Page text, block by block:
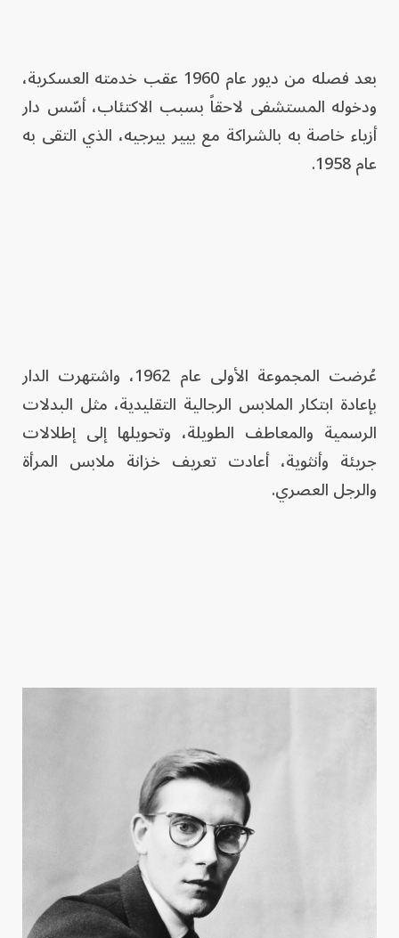
بعد فصله من ديور عام 1960 عقب خدمته العسكرية،
ودخوله المستشفى لاحقاً بسبب الاكتئاب، أسّس دار
أزياء خاصة به بالشراكة مع بيير بيرجيه، الذي التقى به
عام 1958.
عُرضت المجموعة الأولى عام 1962، واشتهرت الدار
بإعادة ابتكار الملابس الرجالية التقليدية، مثل البدلات
الرسمية والمعاطف الطويلة، وتحويلها إلى إطلالات
جريئة وأنثوية، أعادت تعريف خزانة ملابس المرأة
والرجل العصري.